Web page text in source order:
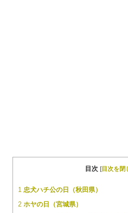
目次 [目次を閉
1 忠犬ハチ公の日（秋田県）
2ホヤの日（宮城県）